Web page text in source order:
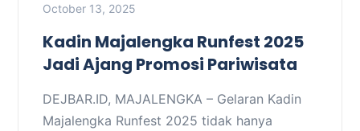
October 13, 2025
Kadin Majalengka Runfest 2025
Jadi Ajang Promosi Pariwisata
DEJBAR.ID, MAJALENGKA – Gelaran Kadin
Majalengka Runfest 2025 tidak hanya